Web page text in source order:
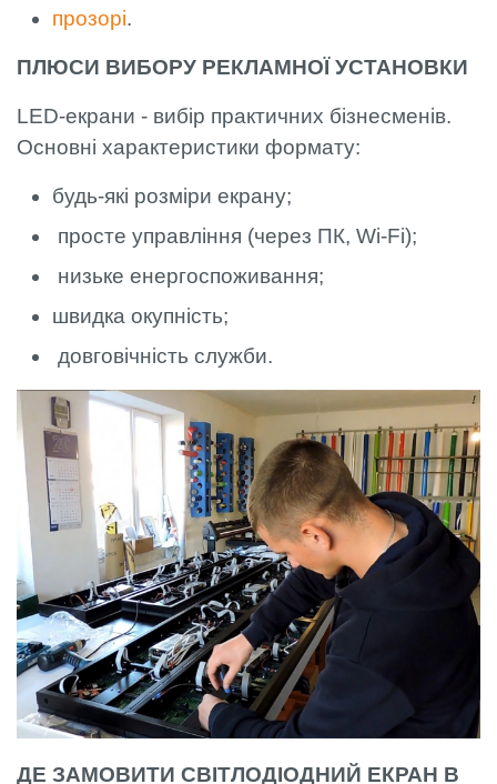
прозорі.
ПЛЮСИ ВИБОРУ РЕКЛАМНОЇ УСТАНОВКИ
LED-екрани - вибір практичних бізнесменів.
Основні характеристики формату:
будь-які розміри екрану;
просте управління (через ПК, Wi-Fi);
низьке енергоспоживання;
швидка окупність;
довговічність служби.
ДЕ ЗАМОВИТИ СВІТЛОДІОДНИЙ ЕКРАН В